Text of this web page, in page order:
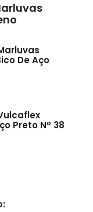
De Aço
Preto Nº 38